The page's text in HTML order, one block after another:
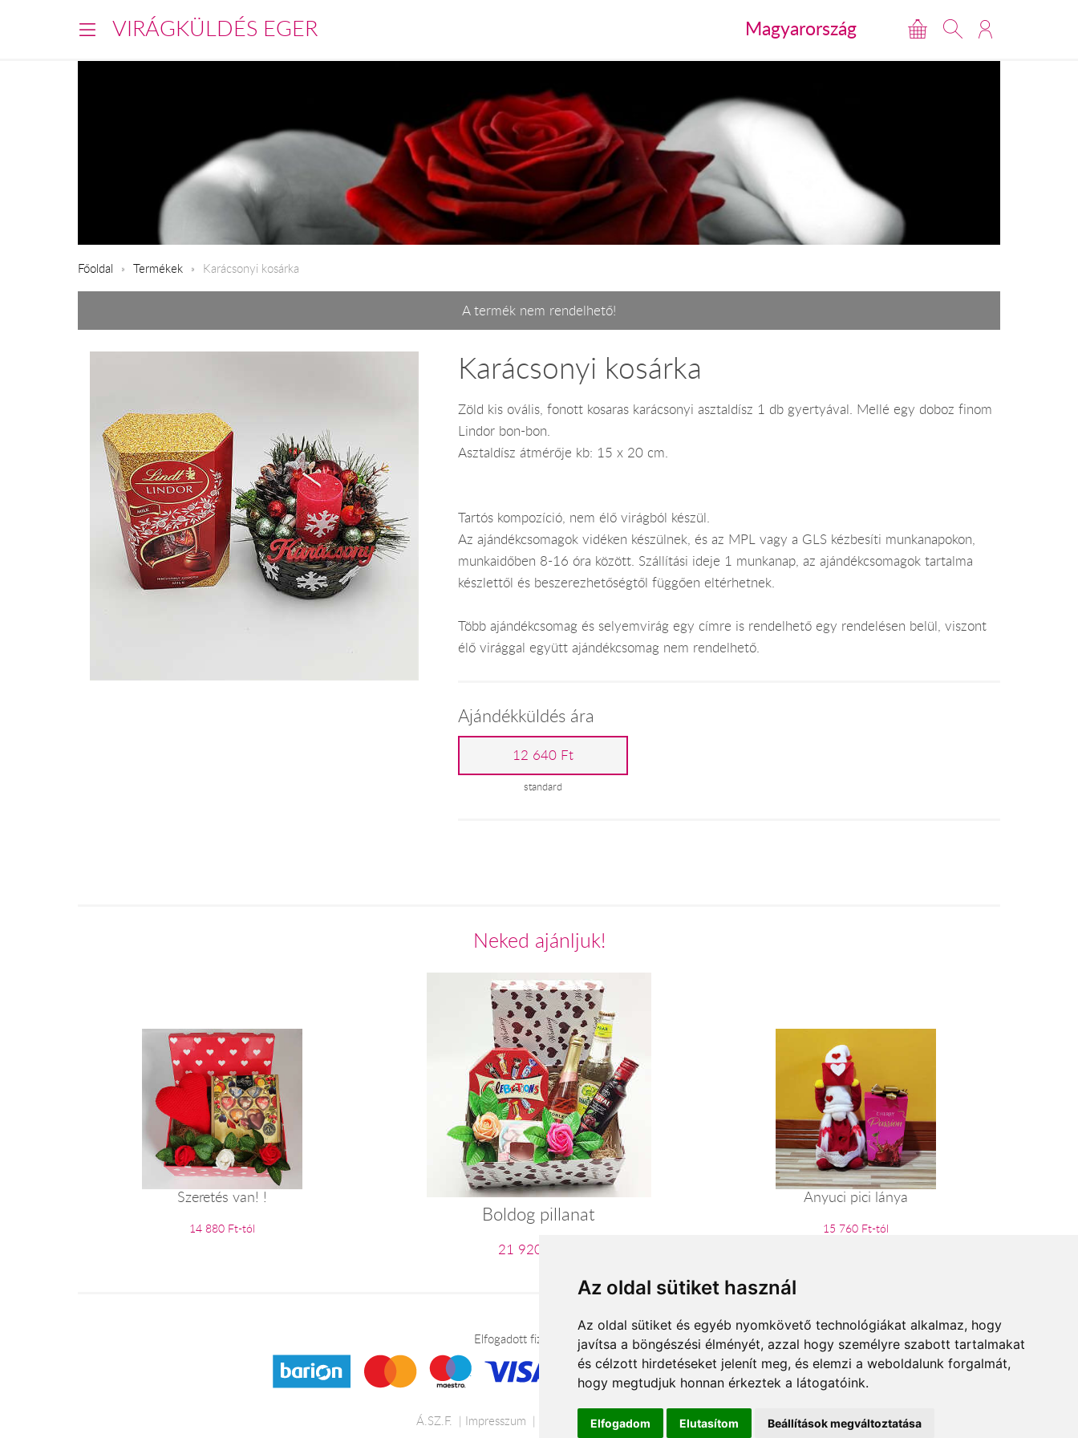
Az oldal sütiket használ
Az oldal sütiket és egyéb nyomkövető technológiákat alkalmaz, hogy
javítsa a böngészési élményét, azzal hogy személyre szabott tartalmakat
és célzott hirdetéseket jelenít meg, és elemzi a weboldalunk forgalmát,
hogy megtudjuk honnan érkeztek a látogatóink.
Elfogadom Elutasítom Beállítások megváltoztatása
VIRÁGKÜLDÉS EGER Magyarország
Főoldal Termékek Karácsonyi kosárka
A termék nem rendelhető!
Karácsonyi kosárka
Zöld kis ovális, fonott kosaras karácsonyi asztaldísz 1 db gyertyával. Mellé egy doboz finom
Lindor bon-bon.
Asztaldísz átmérője kb: 15 x 20 cm.
Tartós kompozíció, nem élő virágból készül.
Az ajándékcsomagok vidéken készülnek, és az MPL vagy a GLS kézbesíti munkanapokon,
munkaidőben 8-16 óra között. Szállítási ideje 1 munkanap, az ajándékcsomagok tartalma
készlettől és beszerezhetőségtől függően eltérhetnek.
Több ajándékcsomag és selyemvirág egy címre is rendelhető egy rendelésen belül, viszont
élő virággal együtt ajándékcsomag nem rendelhető.
Ajándékküldés ára
12 640 Ft
standard
Neked ajánljuk!
Szeretés van! !
14 880 Ft-tól
Boldog pillanat
21 920 Ft-tól
Anyuci pici lánya
15 760 Ft-tól
Elfogadott fizetési módok
Á.SZ.F. Impresszum Adatkezelési tájékoztató